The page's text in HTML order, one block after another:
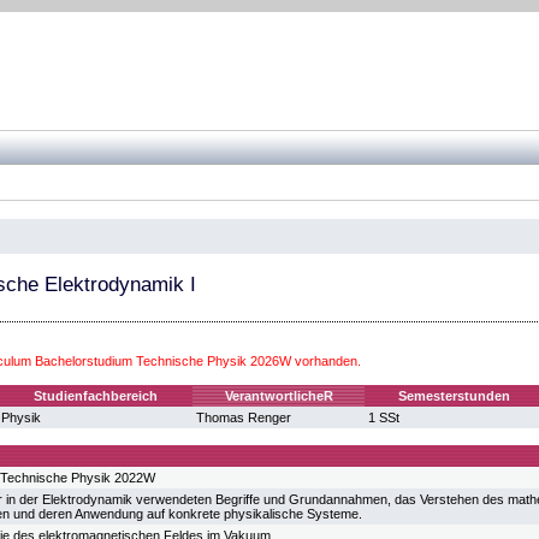
Elektrodynamik I
Bachelorstudium Technische Physik 2026W vorhanden.
Studienfachbereich VerantwortlicheR
Semesterstunden
Physik
Thomas Renger 1 SSt
Physik 2022W
in der Elektrodynamik verwendeten Begriffe und Grundannahmen, das Verstehen des
und deren Anwendung auf konkrete physikalische Systeme.
des elektromagnetischen Feldes im Vakuum